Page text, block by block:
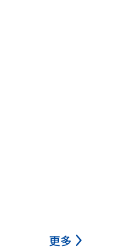
更多